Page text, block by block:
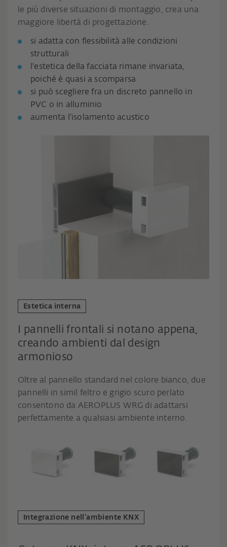
le più diverse situazioni di montaggio, crea una
maggiore libertà di progettazione.
si adatta con flessibilità alle condizioni
strutturali
l'estetica della facciata rimane invariata,
poiché è quasi a scomparsa
si può scegliere fra un discreto pannello in
PVC o in alluminio
aumenta l'isolamento acustico
Estetica interna
I pannelli frontali si notano appena,
creando ambienti dal design
armonioso
Oltre al pannello standard nel colore bianco, due
pannelli in simil feltro e grigio scuro perlato
consentono da AEROPLUS WRG di adattarsi
perfettamente a qualsiasi ambiente interno.
Integrazione nell'ambiente KNX